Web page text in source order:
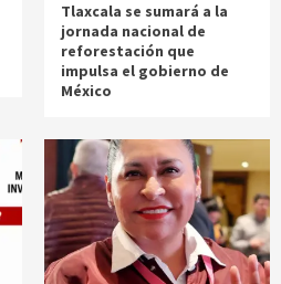
Tlaxcala se sumará a la
jornada nacional de
reforestación que
impulsa el gobierno de
México